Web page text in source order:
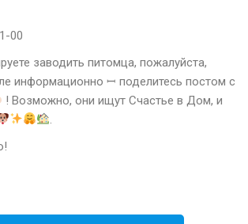
00
заводить питомца, пожалуйста,
информационно ꟷ поделитесь постом с
! Возможно, они ищут Счастье в Дом, и
.